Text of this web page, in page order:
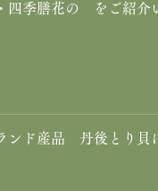
四季膳花の をご紹介
ンド産品 丹後とり貝